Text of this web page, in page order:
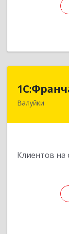
Валуйки
Клиентов
309996,